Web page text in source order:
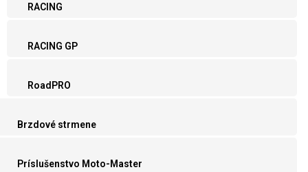
RACING
RACING GP
RoadPRO
Brzdové strmene
Príslušenstvo Moto-Master